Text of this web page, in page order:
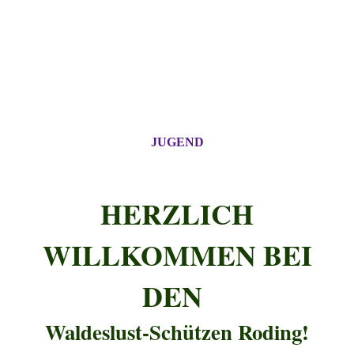
JUGEND
HERZLICH
WILLKOMMEN BEI
DEN
Waldeslust-Schützen Roding!